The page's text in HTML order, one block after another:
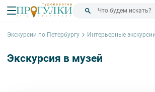
Экскурсии по Петербургу Интерьерные экскурсии
Экскурсия в музей